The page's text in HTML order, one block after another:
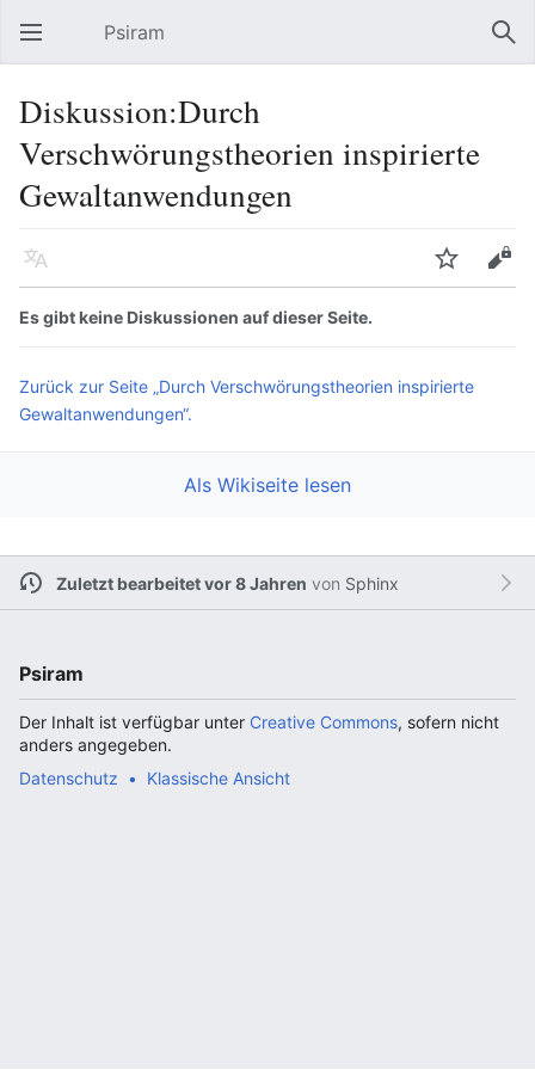
Hauptmenü öffnen Psiram
Diskussion:Durch
Verschwörungstheorien inspirierte
Gewaltanwendungen
Sprache Beobachten Bearbeiten
Es gibt keine Diskussionen auf dieser Seite.
Zurück zur Seite „Durch Verschwörungstheorien inspirierte
Gewaltanwendungen“.
Als Wikiseite lesen
Zuletzt bearbeitet vor 8 Jahren von Sphinx
Psiram
Der Inhalt ist verfügbar unter Creative Commons, sofern nicht
anders angegeben.
Datenschutz
Klassische Ansicht